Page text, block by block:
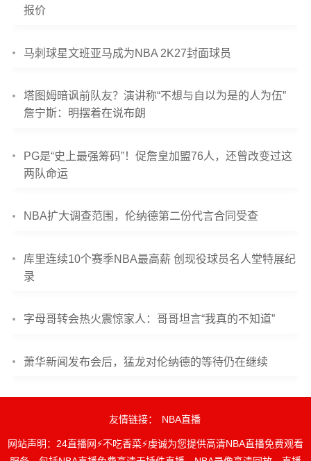
报价
马刺球星文班亚马成为NBA 2K27封面球员
塔图姆暗讽前队友？演讲称“不想与自以为是的人为伍”
詹宁斯：明摆着在说布朗
PG是“史上最强筹码”！促詹皇加盟76人，还曾改变过这
两队命运
NBA扩大调查范围，伦纳德第二份代言合同受查
库里连续10个赛季NBA最高薪 创现役球员名人堂特展纪
录
字母哥转会热火震惊家人：哥哥坦言“我真的不知道”
萧华新闻发布会后，猛龙对伦纳德的等待仍在继续
友情链接： NBA直播
网站声明：24直播网⚡不吃香菜⚡虔诚为您提供高清NBA直播免费观看